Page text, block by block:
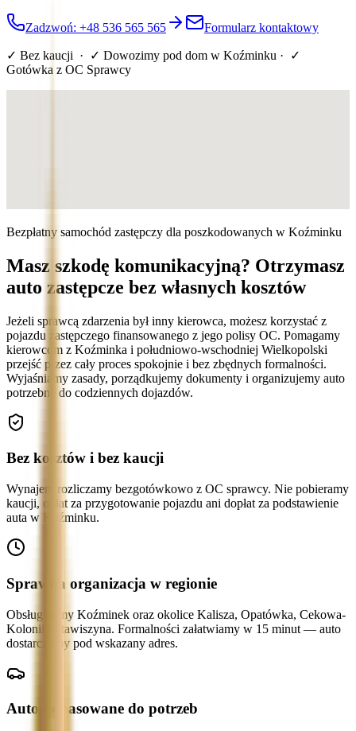
Zadzwoń: +48 536 565 565 Formularz kontaktowy
✓ Bez kaucji · ✓ Dowozimy pod dom w Koźminku · ✓
Gotówka z OC Sprawcy
Bezpłatny samochód zastępczy dla poszkodowanych w Koźminku
Masz szkodę komunikacyjną? Otrzymasz
auto zastępcze bez własnych kosztów
Jeżeli sprawcą zdarzenia był inny kierowca, możesz korzystać z
pojazdu zastępczego finansowanego z jego polisy OC. Pomagamy
kierowcom z Koźminka i południowo-wschodniej Wielkopolski
przejść przez cały proces spokojnie i bez zbędnych formalności.
Wyjaśniamy zasady, porządkujemy dokumenty i organizujemy auto
potrzebne do codziennych dojazdów.
Bez kosztów i bez kaucji
Wynajem rozliczamy bezgotówkowo z OC sprawcy. Nie pobieramy
kaucji, opłat za przygotowanie pojazdu ani dopłat za podstawienie
auta w Koźminku.
Sprawna organizacja w regionie
Obsługujemy Koźminek oraz okolice Kalisza, Opatówka, Cekowa-
Kolonii i Stawiszyna. Formalności załatwiamy w 15 minut — auto
dostarczymy pod wskazany adres.
Auto dopasowane do potrzeb